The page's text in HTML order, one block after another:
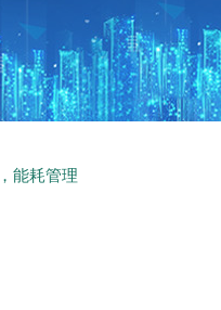
能耗管理